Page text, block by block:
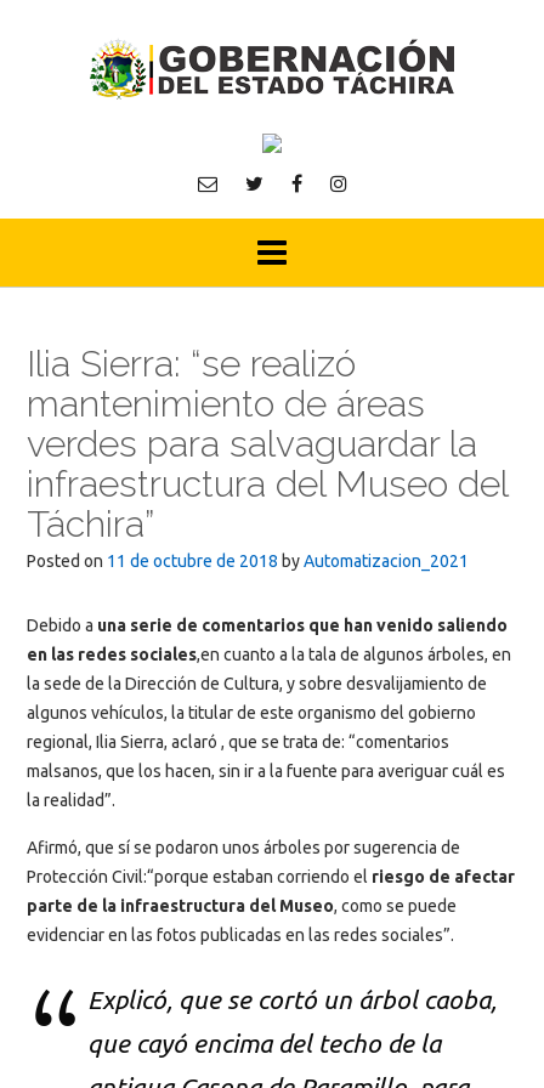
Ilia Sierra: “se realizó
mantenimiento de áreas
verdes para salvaguardar la
infraestructura del Museo del
Táchira”
Posted on 11 de octubre de 2018 byAutomatizacion_2021
Debido a una serie de comentarios que han venido saliendo
en las redes sociales,en cuanto a la tala de algunos árboles, en
la sede de la Dirección de Cultura, y sobre desvalijamiento de
algunos vehículos, la titular de este organismo del gobierno
regional, Ilia Sierra, aclaró , que se trata de: “comentarios
malsanos, que los hacen, sin ir a la fuente para averiguar cuál es
la realidad”.
Afirmó, que sí se podaron unos árboles por sugerencia de
Protección Civil:“porque estaban corriendo el riesgo de afectar
parte de la infraestructura del Museo, como se puede
evidenciar en las fotos publicadas en las redes sociales”.
Explicó, que se cortó un árbol caoba,
que cayó encima del techo de la